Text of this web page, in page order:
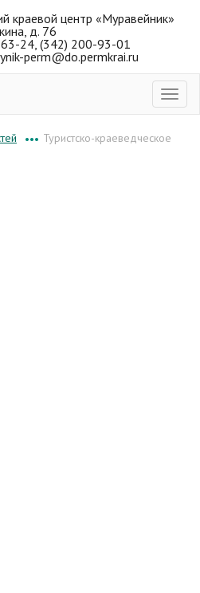
краевой центр «Муравейник»
д. 76
24, (342) 200-93-01
perm@do.permkrai.ru
••• Туристско-краеведческое